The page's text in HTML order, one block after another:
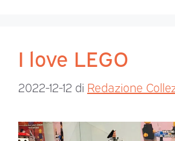
I love LEGO
2022-12-12 di Redazione